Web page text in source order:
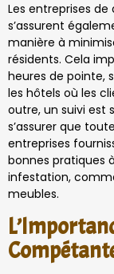
Les entreprises
s’assurent
manière à
résidents. Cela
heures de pointe,
les hôtels où les
outre, un suivi est
s’assurer que
entreprises
bonnes pratiques
infestation,
meubles.